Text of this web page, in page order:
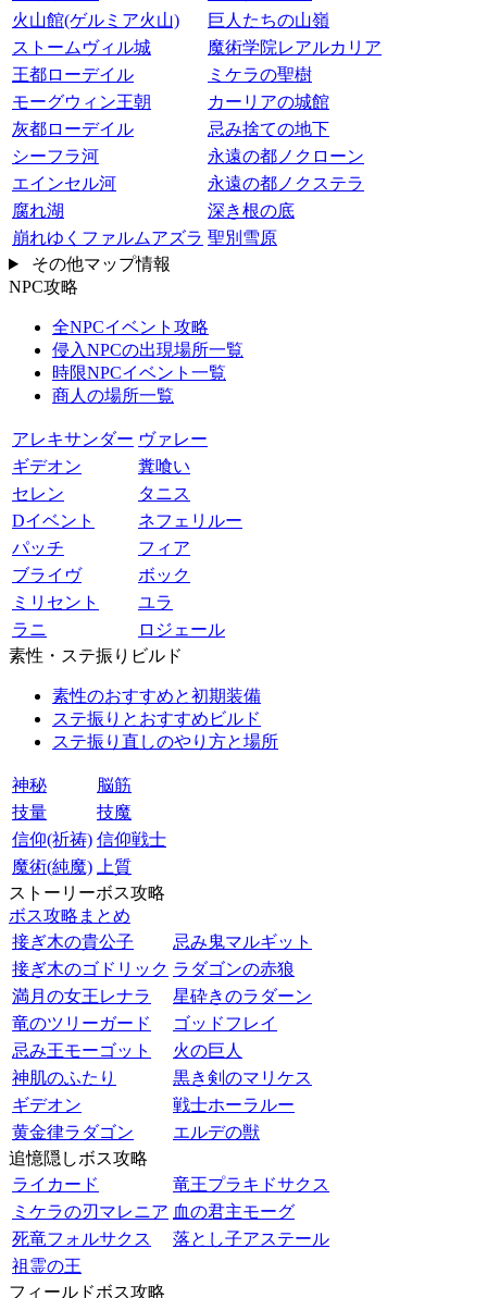
火山館(ゲルミア火山)
巨人たちの山嶺
ストームヴィル城
魔術学院レアルカリア
王都ローデイル
ミケラの聖樹
モーグウィン王朝
カーリアの城館
灰都ローデイル
忌み捨ての地下
シーフラ河
永遠の都ノクローン
エインセル河
永遠の都ノクステラ
腐れ湖
深き根の底
崩れゆくファルムアズラ 聖別雪原
その他マップ情報
NPC攻略
全NPCイベント攻略
侵入NPCの出現場所一覧
時限NPCイベント一覧
商人の場所一覧
アレキサンダー ヴァレー
ギデオン
糞喰い
セレン
タニス
Dイベント
ネフェリルー
パッチ
フィア
ブライヴ
ボック
ミリセント
ユラ
ラニ
ロジェール
素性・ステ振りビルド
素性のおすすめと初期装備
ステ振りとおすすめビルド
ステ振り直しのやり方と場所
神秘
脳筋
技量
技魔
信仰(祈祷) 信仰戦士
魔術(純魔)
上質
ストーリーボス攻略
ボス攻略まとめ
接ぎ木の貴公子
忌み鬼マルギット
接ぎ木のゴドリック ラダゴンの赤狼
満月の女王レナラ
星砕きのラダーン
竜のツリーガード
ゴッドフレイ
忌み王モーゴット
火の巨人
神肌のふたり
黒き剣のマリケス
ギデオン
戦士ホーラルー
黄金律ラダゴン
エルデの獣
追憶隠しボス攻略
ライカード
竜王プラキドサクス
ミケラの刃マレニア 血の君主モーグ
死竜フォルサクス
落とし子アステール
祖霊の王
フィールドボス攻略